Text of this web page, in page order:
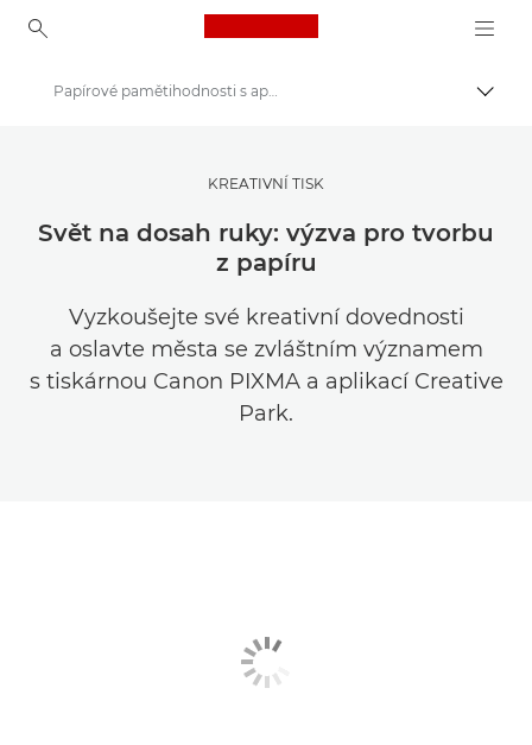
Canon Logo, back to
Get Inspired | Tipy pro fotografování a příručka pro nákup
Tipy a techniky pro fotografování a tisk
Papírové pamětihodnosti s aplikací Creative Park
KREATIVNÍ TISK
Svět na dosah ruky: výzva pro tvorbu
z papíru
Vyzkoušejte své kreativní dovednosti
a oslavte města se zvláštním významem
s tiskárnou Canon PIXMA a aplikací Creative
Park.